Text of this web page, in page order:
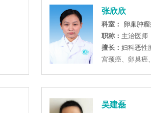
张欣欣
科室：
卵巢肿
职称： 主治医师
擅长： 妇科恶性
宫颈癌、卵巢癌
吴建磊